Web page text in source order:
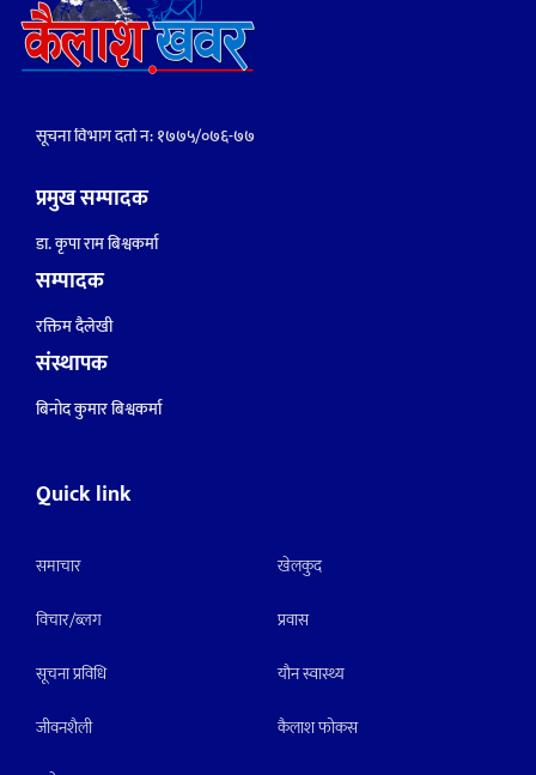
सूचना विभाग दर्ता नं: १७७५/०७६-७७
प्रमुख सम्पादक
डा. कृपा राम बिश्वकर्मा
सम्पादक
रक्तिम दैलेखी
संस्थापक
बिनोद कुमार बिश्वकर्मा
Quick link
समाचार
विचार/ब्लग
सूचना प्रविधि
जीवनशैली
खेलकुद
प्रवास
याैन स्वास्थ्य
कैलाश फोकस